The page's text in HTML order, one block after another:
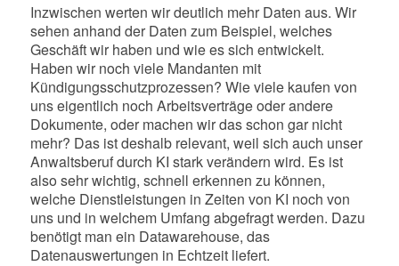
Inzwischen werten wir deutlich mehr Daten aus. Wir
sehen anhand der Daten zum Beispiel, welches
Geschäft wir haben und wie es sich entwickelt.
Haben wir noch viele Mandanten mit
Kündigungsschutzprozessen? Wie viele kaufen von
uns eigentlich noch Arbeitsverträge oder andere
Dokumente, oder machen wir das schon gar nicht
mehr? Das ist deshalb relevant, weil sich auch unser
Anwaltsberuf durch KI stark verändern wird. Es ist
also sehr wichtig, schnell erkennen zu können,
welche Dienstleistungen in Zeiten von KI noch von
uns und in welchem Umfang abgefragt werden. Dazu
benötigt man ein Datawarehouse, das
Datenauswertungen in Echtzeit liefert.